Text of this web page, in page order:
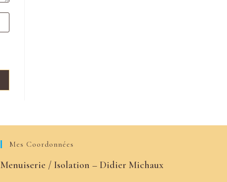
Mes Coordonnées
Menuiserie / Isolation – Didier Michaux